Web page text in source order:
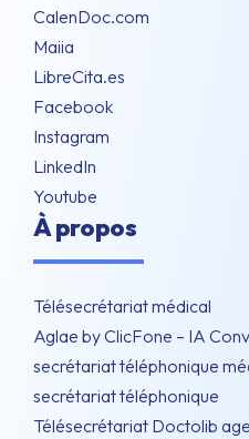
CalenDoc.com
Maiia
LibreCita.es
Facebook
Instagram
LinkedIn
Youtube
À propos
Télésecrétariat médical
Aglae by ClicFone – IA
secrétariat téléphonique
secrétariat téléphonique
Télésecrétariat Doctolib